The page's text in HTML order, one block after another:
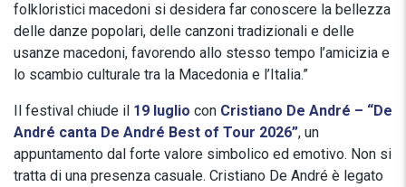
folkloristici macedoni si desidera far conoscere la bellezza
delle danze popolari, delle canzoni tradizionali e delle
usanze macedoni, favorendo allo stesso tempo l’amicizia e
lo scambio culturale tra la Macedonia e l’Italia.”
Il festival chiude il 19 luglio con Cristiano De André – “De
André canta De André Best of Tour 2026”, un
appuntamento dal forte valore simbolico ed emotivo. Non si
tratta di una presenza casuale. Cristiano De André è legato